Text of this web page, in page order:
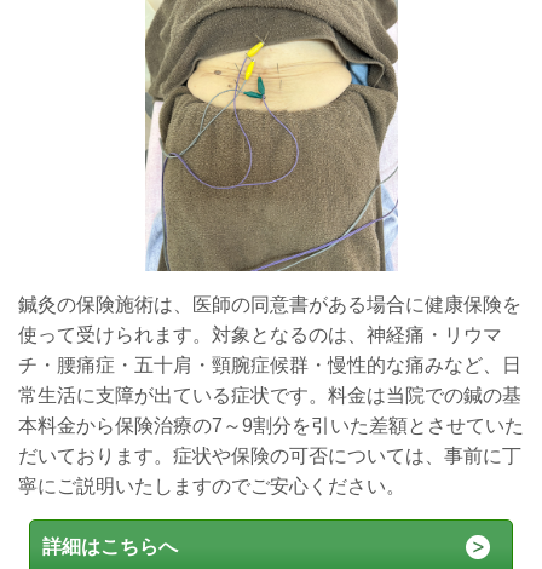
鍼灸の保険施術は、医師の同意書がある場合に健康保険を
使って受けられます。対象となるのは、神経痛・リウマ
チ・腰痛症・五十肩・頸腕症候群・慢性的な痛みなど、日
常生活に支障が出ている症状です。料金は当院での鍼の基
本料金から保険治療の7～9割分を引いた差額とさせていた
だいております。症状や保険の可否については、事前に丁
寧にご説明いたしますのでご安心ください。
詳細はこちらへ